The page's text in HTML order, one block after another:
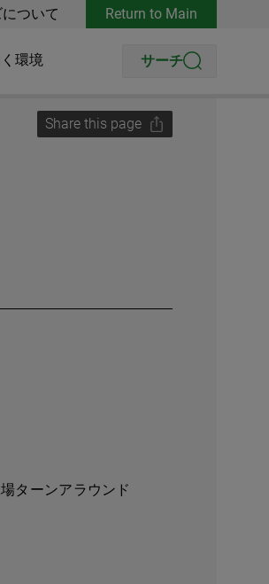
ついて Return to Main
環境 サーチ
Share this page
ターンアラウンド